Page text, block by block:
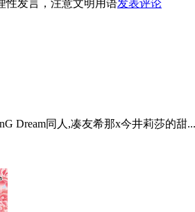
性发言，注意文明用语发表评论
Dream同人,凑友希那x今井莉莎的甜...